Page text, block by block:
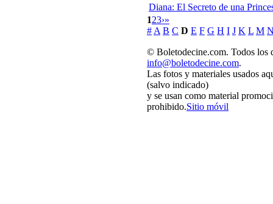
Diana: El Secreto de una
123›»
# A B C D E F G H I J K L M
© Boletodecine.com. Todos los
info@boletodecine.com.
Las fotos y materiales usados
(salvo indicado)
y se usan como material
prohibido.Sitio móvil